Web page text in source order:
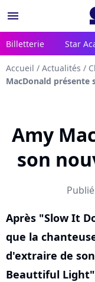
menu
Billetterie Star
Accueil / Actualités /
MacDonald présente
Amy
son
Après "Slow It
que la
d'extraire de
Beauttiful